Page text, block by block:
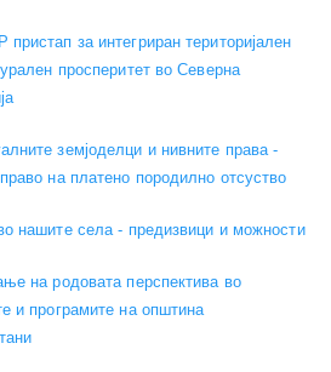
за интегриран територијален
просперитет во Северна
земјоделци и нивните права -
на платено породилно отсуство
нашите села - предизвици и можности
на родовата перспектива во
и програмите на општина